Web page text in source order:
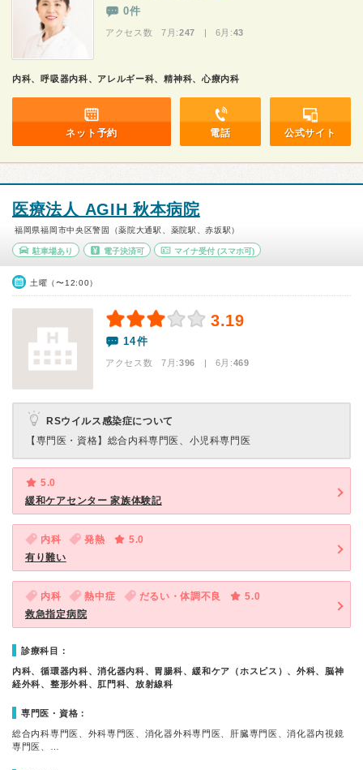
0件
アクセス数 7月:247 | 6月:43
内科、呼吸器内科、アレルギー科、精神科、心療内科
ネット予約 電話 公式サイト
医療法人 AGIH 秋本病院
福岡県福岡市中央区警固（薬院大通駅、薬院駅、赤坂駅）
駐車場あり 電子決済可 マイナ受付 (スマホ可)
土曜（〜12:00）
3.19
14件
アクセス数 7月:396 | 6月:469
RSウイルス感染症について
【専門医・資格】 総合内科専門医、小児科専門医
5.0
緩和ケアセンター 家族体験記
内科 発熱
5.0
有り難い
内科 熱中症 だるい・体調不良
5.0
救急指定病院
診療科目：
内科、循環器内科、消化器内科、胃腸科、緩和ケア（ホスピス）、外科、脳神
経外科、整形外科、肛門科、放射線科
専門医・資格：
総合内科専門医、外科専門医、消化器外科専門医、肝臓専門医、消化器内視鏡
専門医、…